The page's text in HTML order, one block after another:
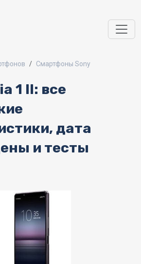
Смартфоны Sony
1 II: все
дата
и тесты